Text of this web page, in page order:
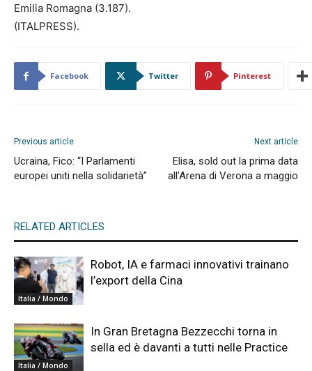
Emilia Romagna (3.187).
(ITALPRESS).
Facebook Twitter Pinterest
Previous article
Ucraina, Fico: “I Parlamenti
europei uniti nella solidarietà”
Next article
Elisa, sold out la prima data
all’Arena di Verona a maggio
RELATED ARTICLES
Italia / Mondo
Robot, IA e farmaci innovativi trainano
l’export della Cina
Italia / Mondo
In Gran Bretagna Bezzecchi torna in
sella ed è davanti a tutti nelle Practice